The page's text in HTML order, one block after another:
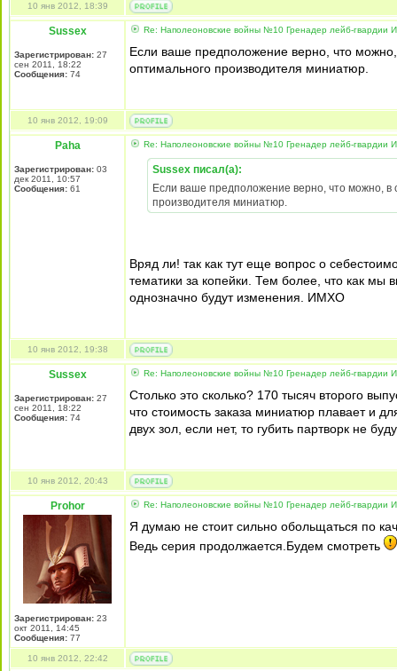
10 янв 2012, 18:39
Sussex
Зарегистрирован: 27
сен 2011, 18:22
Сообщения: 74
Re: Наполеоновские войны №10 Гренадер лейб-гвардии
Если ваше предположение верно, что
оптимального производителя миниатюр.
10 янв 2012, 19:09
Paha
Зарегистрирован: 03
дек 2011, 10:57
Сообщения: 61
Re: Наполеоновские войны №10 Гренадер лейб-гвардии
Sussex писал(а):
Если ваше предположение верно, что можно, в
производителя миниатюр.
Вряд ли! так как тут еще вопрос о
тематики за копейки. Тем более, что как
однозначно будут изменения. ИМХО
10 янв 2012, 19:38
Sussex
Зарегистрирован: 27
сен 2011, 18:22
Сообщения: 74
Re: Наполеоновские войны №10 Гренадер лейб-гвардии
Столько это сколько? 170 тысяч второго
что стоимость заказа миниатюр плавает и
двух зол, если нет, то губить партворк не
10 янв 2012, 20:43
Prohor
Зарегистрирован: 23
окт 2011, 14:45
Сообщения: 77
Re: Наполеоновские войны №10 Гренадер лейб-гвардии
Я думаю не стоит сильно обольщаться по
Ведь серия продолжается.Будем смотреть
10 янв 2012, 22:42